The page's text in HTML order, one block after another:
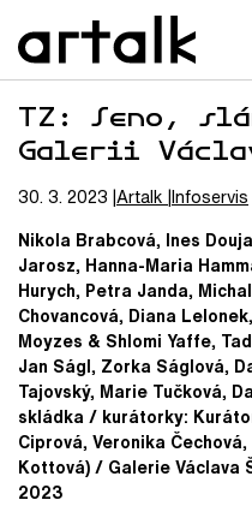
TZ: Seno,
Galerii
30. 3. 2023 Artalk Infoservis
Nikola Brabcová, Ines
Jarosz, Hanna-Maria
Hurych, Petra Janda,
Chovancová, Diana
Moyzes & Shlomi Yaffe,
Jan Ságl, Zorka Ságlová,
Tajovský, Marie Tučková,
skládka / kurátorky:
Ciprová, Veronika
Kottová) / Galerie Václava
2023